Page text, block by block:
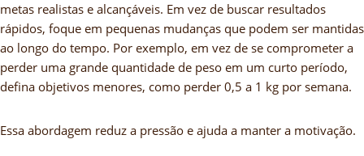
metas realistas e alcançáveis. Em vez de buscar resultados
rápidos, foque em pequenas mudanças que podem ser mantidas
ao longo do tempo. Por exemplo, em vez de se comprometer a
perder uma grande quantidade de peso em um curto período,
defina objetivos menores, como perder 0,5 a 1 kg por semana.
Essa abordagem reduz a pressão e ajuda a manter a motivação.